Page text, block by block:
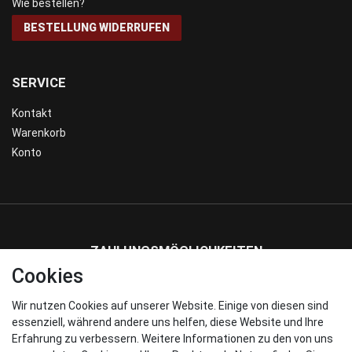
SERVICE
Kontakt
Warenkorb
Konto
Wie bestellen?
BESTELLUNG WIDERRUFEN
ZAHLUNGSMÖGLICHKEITEN
WIR VERSENDEN MIT
Cookies
Wir nutzen Cookies auf unserer Website. Einige von diesen sind
essenziell, während andere uns helfen, diese Website und Ihre
Erfahrung zu verbessern. Weitere Informationen zu den von uns